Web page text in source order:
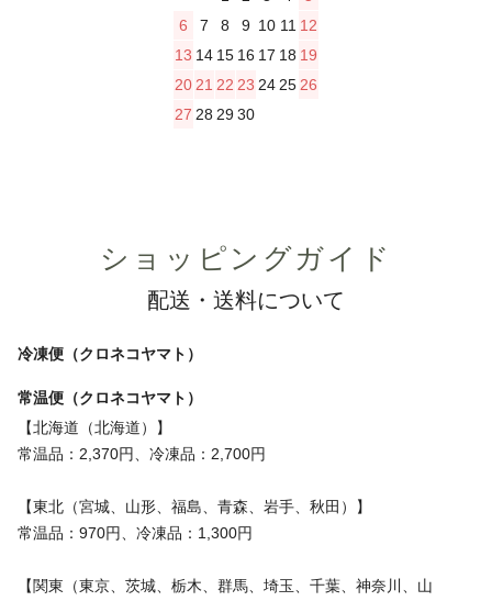
6
7 8 9 10 11 12
13 14 15 16 17 18 19
20 21 22 23 24 25 26
27 28 2930
ショッピングガイド
配送・送料について
冷凍便（クロネコヤマト）
常温便（クロネコヤマト）
【北海道（北海道）】
常温品：2,370円、冷凍品：2,700円
【東北（宮城、山形、福島、青森、岩手、秋田）】
常温品：970円、冷凍品：1,300円
【関東（東京、茨城、栃木、群馬、埼玉、千葉、神奈川、山